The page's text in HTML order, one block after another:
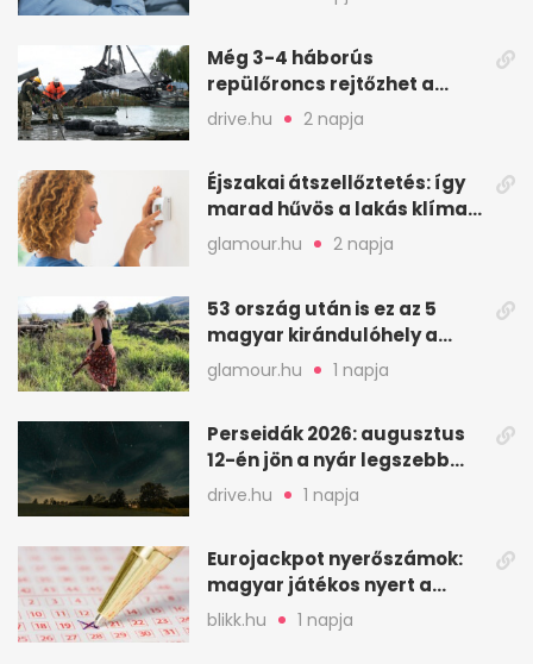
Még 3-4 háborús
repülőroncs rejtőzhet a
Balaton mélyén
drive.hu 2 napja
Éjszakai átszellőztetés: így
marad hűvös a lakás klíma
nélkül
glamour.hu 2 napja
53 ország után is ez az 5
magyar kirándulóhely a
kedvencem
glamour.hu 1 napja
Perseidák 2026: augusztus
12-én jön a nyár legszebb
csillaghullása
drive.hu 1 napja
Eurojackpot nyerőszámok:
magyar játékos nyert a
2026. augusztus 4-i húzáson
blikk.hu 1 napja